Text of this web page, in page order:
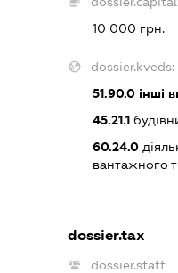
10 000 грн.
dossier.kveds:
51.90.0інші
45.21.1
60.24.0
вантажного
dossier.tax
dossier.staff